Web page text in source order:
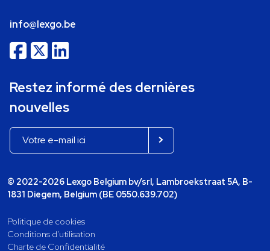
info@lexgo.be
Restez informé des dernières
nouvelles
© 2022-2026 Lexgo Belgium bv/srl, Lambroekstraat 5A, B-
1831 Diegem, Belgium (BE 0550.639.702)
Politique de cookies
Conditions d'utilisation
Charte de Confidentialité